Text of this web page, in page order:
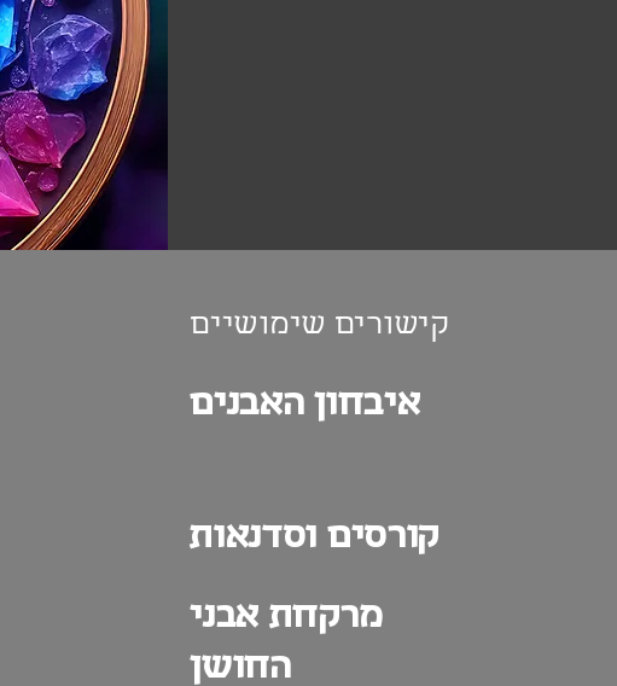
קישורים שימושיים
איבחון האבנים
קורסים וסדנאות
מרקחת אבני
החושן